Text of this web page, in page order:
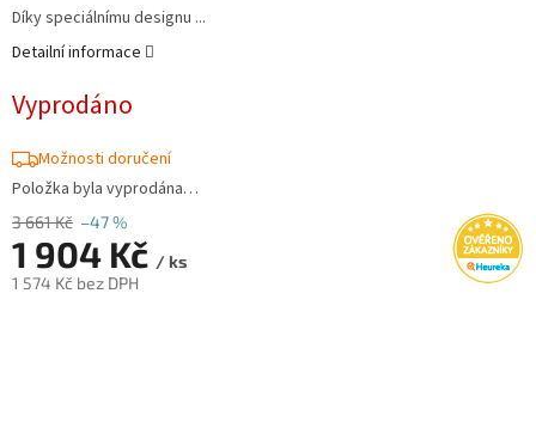
3 661 Kč –47 %
1 904 Kč / ks
1 574 Kč bez DPH
Vyprodáno
Možnosti doručení
Položka byla vyprodána…
Díky speciálnímu designu ...
Detailní informace